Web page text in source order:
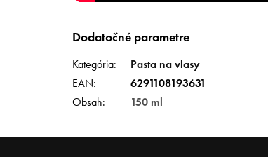
Dodatočné parametre
Kategória:
Pasta na vlasy
EAN:
6291108193631
Obsah: 150 ml